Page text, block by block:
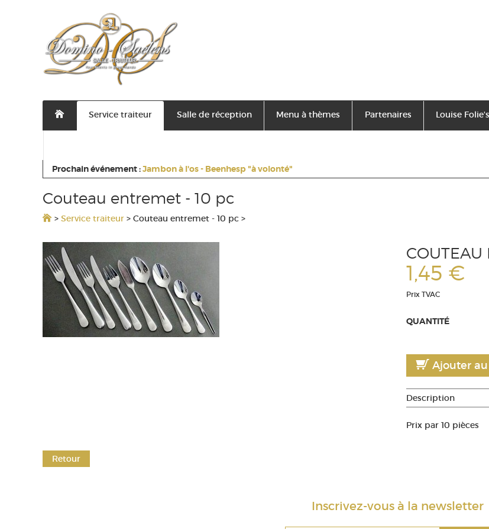
Service traiteur Salle de réception Menu à thèmes Partenaires Louise Folie's
Prochain événement :Jambon à l'os - Beenhesp "à volonté"
Couteau entremet - 10 pc
> Service traiteur > Couteau entremet - 10 pc >
COUTEAU
1,45 €
Prix TVAC
QUANTITÉ
Ajouter
Description
Prix par 10 pièces
Retour
Inscrivez-vous à la newsletter